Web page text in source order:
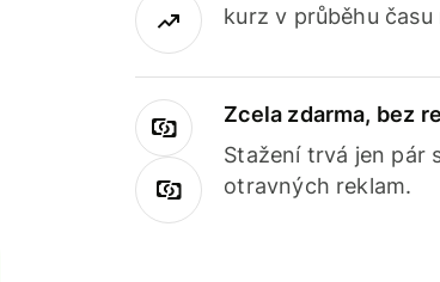
kurz v průběhu času
Zcela zdarma, bez
Stažení trvá jen pár
otravných reklam.